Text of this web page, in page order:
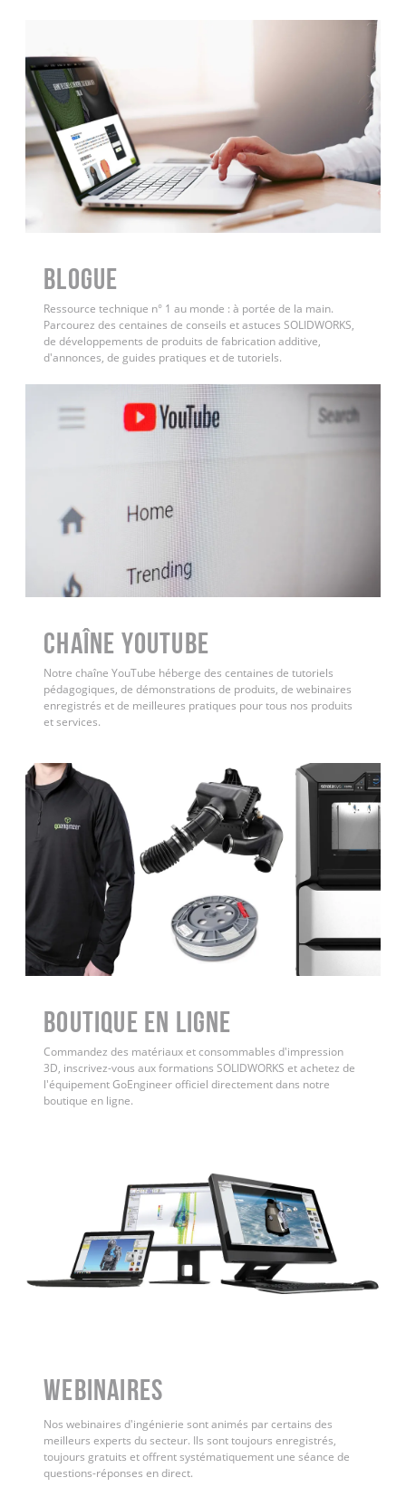
BLOGUE
Ressource technique n° 1 au monde : à portée de la main.
Parcourez des centaines de conseils et astuces SOLIDWORKS,
de développements de produits de fabrication additive,
d'annonces, de guides pratiques et de tutoriels.
Chaîne YouTube
Notre chaîne YouTube héberge des centaines de tutoriels
pédagogiques, de démonstrations de produits, de webinaires
enregistrés et de meilleures pratiques pour tous nos produits
et services.
Boutique en ligne
Commandez des matériaux et consommables d'impression
3D, inscrivez-vous aux formations SOLIDWORKS et achetez de
l'équipement GoEngineer officiel directement dans notre
boutique en ligne.
WEBINAIRES
Nos webinaires d'ingénierie sont animés par certains des
meilleurs experts du secteur. Ils sont toujours enregistrés,
toujours gratuits et offrent systématiquement une séance de
questions-réponses en direct.